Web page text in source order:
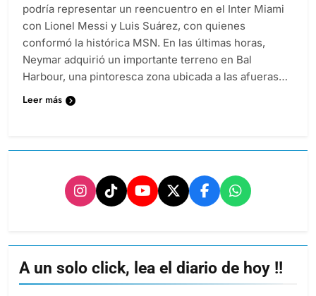
podría representar un reencuentro en el Inter Miami
con Lionel Messi y Luis Suárez, con quienes
conformó la histórica MSN. En las últimas horas,
Neymar adquirió un importante terreno en Bal
Harbour, una pintoresca zona ubicada a las afueras…
Leer más
A un solo click, lea el diario de hoy !!